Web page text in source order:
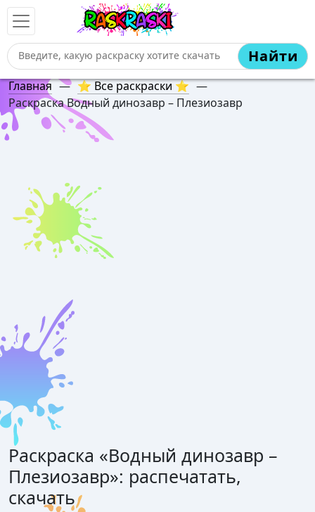
Найти
Главная — ⭐ Все раскраски ⭐ —
Раскраска Водный динозавр – Плезиозавр
Раскраска «Водный динозавр –
Плезиозавр»: распечатать,
скачать